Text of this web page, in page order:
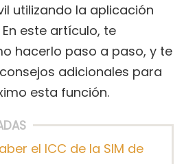
utilizando la aplicación
este artículo, te
hacerlo paso a paso, y te
adicionales para
esta función.
el ICC de la SIM de